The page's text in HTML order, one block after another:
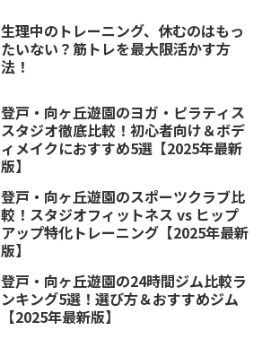
生理中のトレーニング、休むのはもっ
たいない？筋トレを最大限活かす方
法！
登戸・向ヶ丘遊園のヨガ・ピラティス
スタジオ徹底比較！初心者向け＆ボデ
ィメイクにおすすめ5選【2025年最新
版】
登戸・向ヶ丘遊園のスポーツクラブ比
較！スタジオフィットネス vs ヒップ
アップ特化トレーニング【2025年最新
版】
登戸・向ヶ丘遊園の24時間ジム比較ラ
ンキング5選！選び方＆おすすめジム
【2025年最新版】